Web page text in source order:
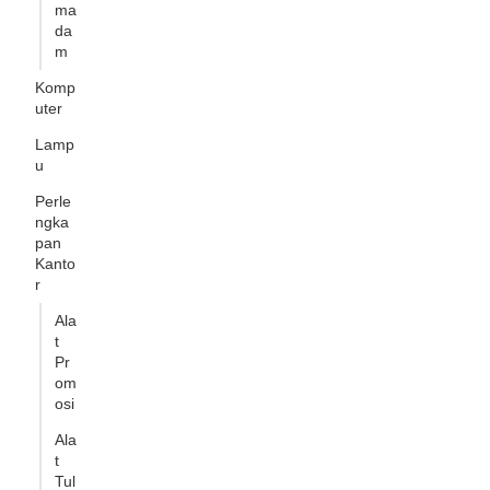
ma
da
m
Komp
uter
Lamp
u
Perle
ngka
pan
Kanto
r
Ala
t
Pr
om
osi
Ala
t
Tul